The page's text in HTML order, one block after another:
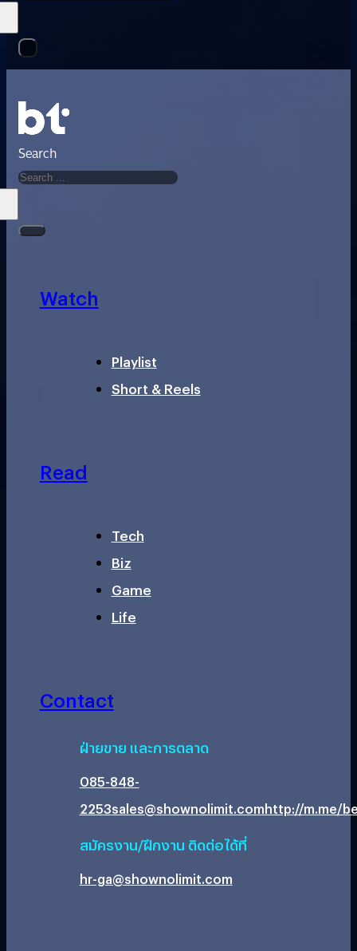
Search
Watch
Playlist
Short & Reels
Read
Tech
Biz
Game
Life
Contact
ฝ่ายขาย และการตลาด
085-848-
2253sales@shownolimit.comhttp://m.me/
สมัครงาน/ฝึกงาน ติดต่อได้ที่
hr-ga@shownolimit.com